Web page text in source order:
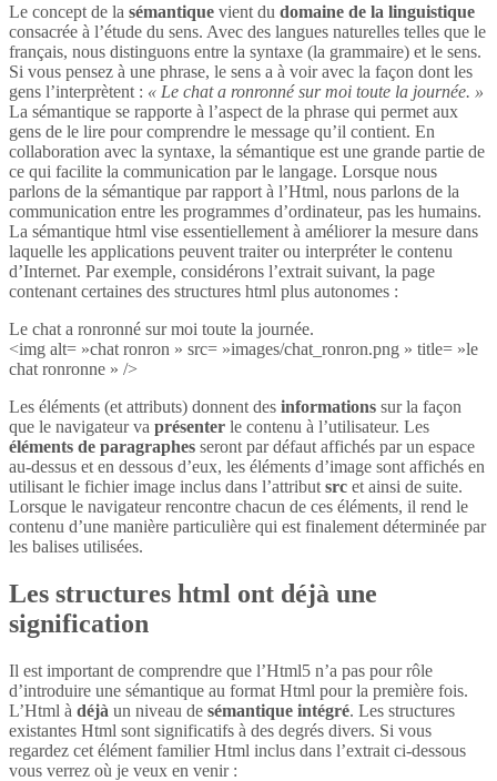
Le concept de la sémantique vient du domaine de la linguistique
consacrée à l’étude du sens. Avec des langues naturelles telles que le
français, nous distinguons entre la syntaxe (la grammaire) et le sens.
Si vous pensez à une phrase, le sens a à voir avec la façon dont les
gens l’interprètent : « Le chat a ronronné sur moi toute la journée. »
La sémantique se rapporte à l’aspect de la phrase qui permet aux
gens de le lire pour comprendre le message qu’il contient. En
collaboration avec la syntaxe, la sémantique est une grande partie de
ce qui facilite la communication par le langage. Lorsque nous
parlons de la sémantique par rapport à l’Html, nous parlons de la
communication entre les programmes d’ordinateur, pas les humains.
La sémantique html vise essentiellement à améliorer la mesure dans
laquelle les applications peuvent traiter ou interpréter le contenu
d’Internet. Par exemple, considérons l’extrait suivant, la page
contenant certaines des structures html plus autonomes :
Le chat a ronronné sur moi toute la journée.
<img alt= »chat ronron » src= »images/chat_ronron.png » title= »le
chat ronronne » />
Les éléments (et attributs) donnent des informations sur la façon
que le navigateur va présenter le contenu à l’utilisateur. Les
éléments de paragraphes seront par défaut affichés par un espace
au-dessus et en dessous d’eux, les éléments d’image sont affichés en
utilisant le fichier image inclus dans l’attribut src et ainsi de suite.
Lorsque le navigateur rencontre chacun de ces éléments, il rend le
contenu d’une manière particulière qui est finalement déterminée par
les balises utilisées.
Les structures html ont déjà une
signification
Il est important de comprendre que l’Html5 n’a pas pour rôle
d’introduire une sémantique au format Html pour la première fois.
L’Html à déjà un niveau de sémantique intégré. Les structures
existantes Html sont significatifs à des degrés divers. Si vous
regardez cet élément familier Html inclus dans l’extrait ci-dessous
vous verrez où je veux en venir :